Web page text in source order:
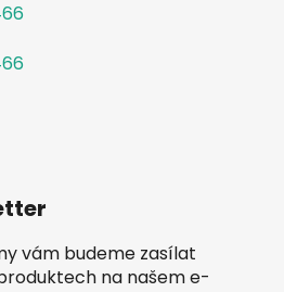
vám budeme zasílat
na našem e-